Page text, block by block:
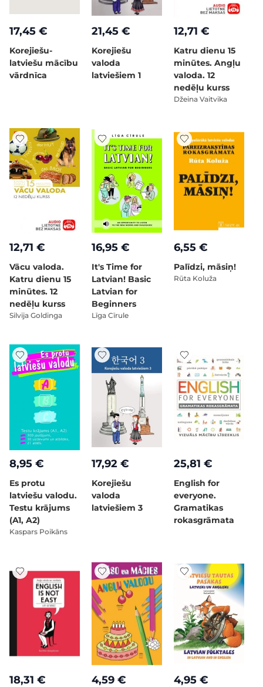
17,45 €
Korejiešu-
latviešu mācību
vārdnīca
21,45 €
Korejiešu
valoda
latviešiem 1
12,71 €
Katru dienu 15
minūtes. Angļu
valoda. 12
nedēļu kurss
Džeina Vaitvika
12,71 €
Vācu valoda.
Katru dienu 15
minūtes. 12
nedēļu kurss
Silvija Goldinga
16,95 €
It's Time for
Latvian! Basic
Latvian for
Beginners
Līga Cīrule
6,55 €
Palīdzi, māsiņ!
Rūta Koluža
8,95 €
Es protu
latviešu valodu.
Testu krājums
(A1, A2)
Kaspars Poikāns
17,92 €
Korejiešu
valoda
latviešiem 3
25,81 €
English for
everyone.
Gramatikas
rokasgrāmata
18,31 € 4,59 € 4,95 €